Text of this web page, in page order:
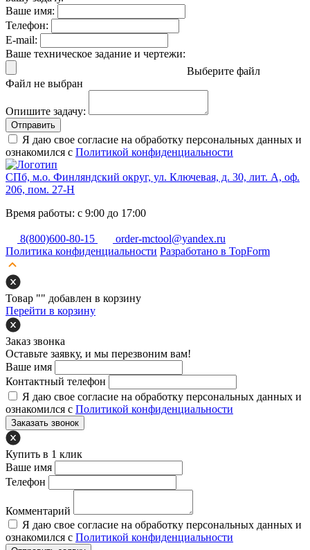
Ваше имя:
Телефон:
E-mail:
Ваше техническое задание и чертежи:
Выберите файл
Файл не выбран
Опишите задачу:
Отправить
Я даю свое согласие на обработку персональных данных и
ознакомился с Политикой конфиденциальности
СПб, м.о. Финляндский округ, ул. Ключевая, д. 30, лит. А, оф.
206, пом. 27-Н
Время работы: с 9:00 до 17:00
8(800)600-80-15
order-mctool@yandex.ru
Политика конфиденциальности Разработано в TopForm
Товар "" добавлен в корзину
Перейти в корзину
Заказ звонка
Оставьте заявку, и мы перезвоним вам!
Ваше имя
Контактный телефон
Я даю свое согласие на обработку персональных данных и
ознакомился с Политикой конфиденциальности
Заказать звонок
Купить в 1 клик
Ваше имя
Телефон
Комментарий
Я даю свое согласие на обработку персональных данных и
ознакомился с Политикой конфиденциальности